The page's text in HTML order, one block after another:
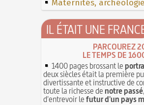
Maternités,
IL ÉTAIT UNE
PARCOUREZ
LE TEMPS DE
1400 pages brossant le
deux siècles était la première
divertissante et instructive de
toute la richesse denotre passé
d'entrevoir lefutur d'un pays